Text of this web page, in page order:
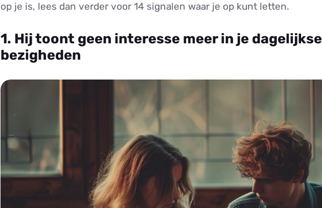
op je is, lees dan verder voor 14 signalen waar je op kunt letten.
1. Hij toont geen interesse meer in je dagelijkse
bezigheden